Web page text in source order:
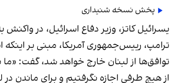
پخش نسخه شنیداری
یسرائیل کاتز، وزیر دفاع اسرائیل، در واکنش
ترامپ، رییس‌جمهوری آمریکا، مبنی بر اینکه
توافق‌ها از لبنان خارج خواهد شد، گفت: «ما
از هیچ طرفی اجازه نگرفتیم و برای ماندن در